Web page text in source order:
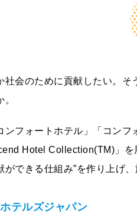
社会のために貢献したい。
ンフォートホテル」「コン
Hotel Collection(TM)」を
ができる仕組み”を作り上げ
テルズジャパン